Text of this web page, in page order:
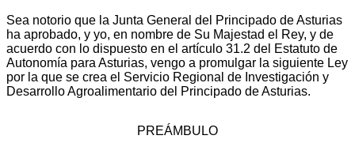
Sea notorio que la Junta General del Principado de Asturias
ha aprobado, y yo, en nombre de Su Majestad el Rey, y de
acuerdo con lo dispuesto en el artículo 31.2 del Estatuto de
Autonomía para Asturias, vengo a promulgar la siguiente Ley
por la que se crea el Servicio Regional de Investigación y
Desarrollo Agroalimentario del Principado de Asturias.
PREÁMBULO